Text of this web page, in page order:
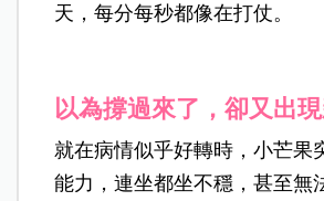
天，每分每秒都像在打仗。
以為撐過來了，卻又出
就在病情似乎好轉時，小芒果
能力，連坐都坐不穩，甚至無